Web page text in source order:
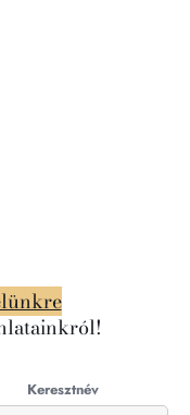
Keresztnév